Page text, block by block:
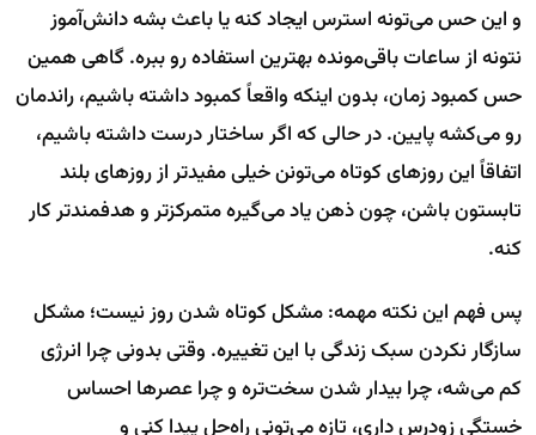
و این حس می‌تونه استرس ایجاد کنه یا باعث بشه دانش‌آموز
نتونه از ساعات باقی‌مونده بهترین استفاده رو ببره. گاهی همین
حس کمبود زمان، بدون اینکه واقعاً کمبود داشته باشیم، راندمان
رو می‌کشه پایین. در حالی که اگر ساختار درست داشته باشیم،
اتفاقاً این روزهای کوتاه می‌تونن خیلی مفیدتر از روزهای بلند
تابستون باشن، چون ذهن یاد می‌گیره متمرکزتر و هدفمندتر کار
کنه.
پس فهم این نکته مهمه: مشکل کوتاه شدن روز نیست؛ مشکل
سازگار نکردن سبک زندگی با این تغییره. وقتی بدونی چرا انرژی
کم می‌شه، چرا بیدار شدن سخت‌تره و چرا عصرها احساس
خستگی زودرس داری، تازه می‌تونی راه‌حل پیدا کنی و